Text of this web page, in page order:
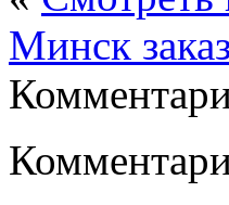
Минск